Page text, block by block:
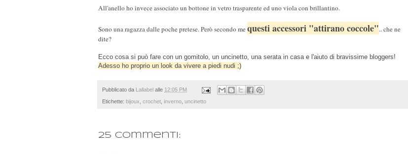
All'anello ho invece associato un bottone in vetro trasparente ed uno viola con brillantino.
Sono una ragazza dalle poche pretese. Però secondo mequesti accessori "attirano coccole".. che ne
dite?
Ecco cosa si può fare con un gomitolo, un uncinetto, una serata in casa e l'aiuto di bravissime bloggers!
Adesso ho proprio un look da vivere a piedi nudi ;)
Pubblicato da Lallabel alle 12:05 PM
Etichette: bijoux crochet inverno uncinetto
25 commenti: